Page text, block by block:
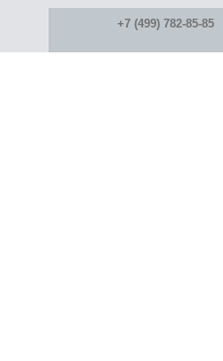
+7 (499) 782-85-85